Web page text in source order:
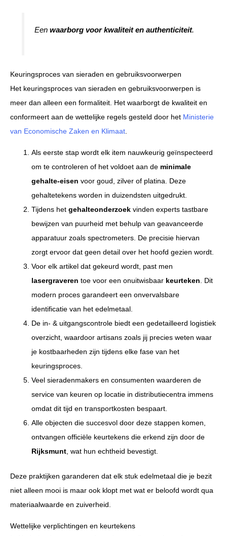
Eenwaarborg voor kwaliteit en authenticiteit.
Keuringsproces van sieraden en gebruiksvoorwerpen
Het keuringsproces van sieraden en gebruiksvoorwerpen is
meer dan alleen een formaliteit. Het waarborgt de kwaliteit en
conformeert aan de wettelijke regels gesteld door het Ministerie
van Economische Zaken en Klimaat
Als eerste stap wordt elk item nauwkeurig geïnspecteerd
om te controleren of het voldoet aan de minimale
gehalte-eisen voor goud, zilver of platina. Deze
gehaltetekens worden in duizendsten uitgedrukt.
Tijdens het gehalteonderzoek vinden experts tastbare
bewijzen van puurheid met behulp van geavanceerde
apparatuur zoals spectrometers. De precisie hiervan
zorgt ervoor dat geen detail over het hoofd gezien wordt.
Voor elk artikel dat gekeurd wordt, past men
lasergraveren toe voor een onuitwisbaar keurteken . Dit
modern proces garandeert een onvervalsbare
identificatie van het edelmetaal.
De in- & uitgangscontrole biedt een gedetailleerd logistiek
overzicht, waardoor artisans zoals jij precies weten waar
je kostbaarheden zijn tijdens elke fase van het
keuringsproces.
Veel sieradenmakers en consumenten waarderen de
service van keuren op locatie in distributiecentra immens
omdat dit tijd en transportkosten bespaart.
Alle objecten die succesvol door deze stappen komen,
ontvangen officiële keurtekens die erkend zijn door de
Rijksmunt , wat hun echtheid bevestigt.
Deze praktijken garanderen dat elk stuk edelmetaal die je bezit
niet alleen mooi is maar ook klopt met wat er beloofd wordt qua
materiaalwaarde en zuiverheid.
Wettelijke verplichtingen en keurtekens